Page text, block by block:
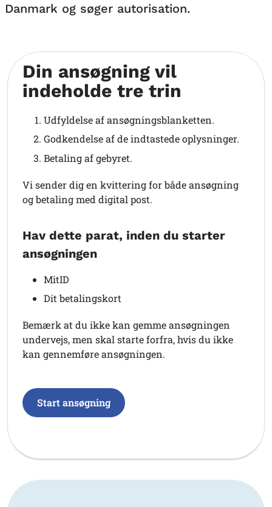
Danmark og søger autorisation.
Din ansøgning vil
indeholde tre trin
Udfyldelse af ansøgningsblanketten.
Godkendelse af de indtastede oplysninger.
Betaling af gebyret.
Vi sender dig en kvittering for både ansøgning
og betaling med digital post.
Hav dette parat, inden du starter
ansøgningen
MitID
Dit betalingskort
Bemærk at du ikke kan gemme ansøgningen
undervejs, men skal starte forfra, hvis du ikke
kan gennemføre ansøgningen.
Start ansøgning